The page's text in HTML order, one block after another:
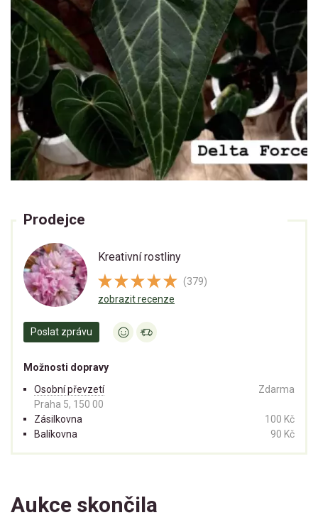
Prodejce
Kreativní rostliny
(379)
zobrazit recenze
Poslat zprávu
Možnosti dopravy
Osobní převzetí
Praha 5, 150 00
Zdarma
Zásilkovna
100 Kč
Balíkovna
90 Kč
Aukce skončila